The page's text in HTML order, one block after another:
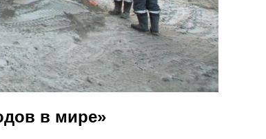
в мире»